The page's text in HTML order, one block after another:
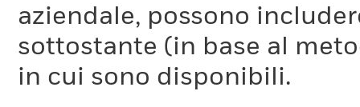
aziendale, possono
sottostante (in base al
in cui sono disponibili.